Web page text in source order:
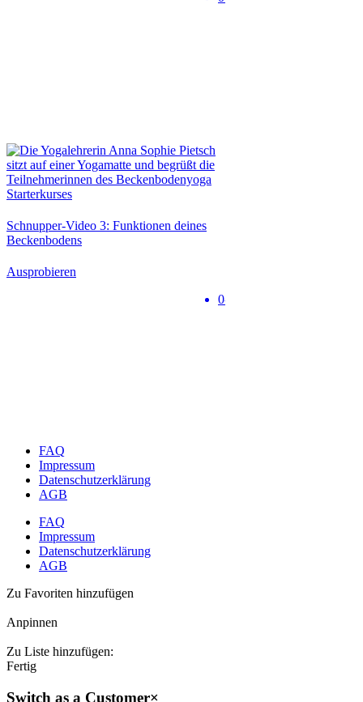
Schnupper-Video 3: Funktionen deines
Beckenbodens
Ausprobieren
0-5 min
FAQ
Impressum
Datenschutzerklärung
AGB
FAQ
Impressum
Datenschutzerklärung
AGB
Zu Favoriten hinzufügen
Anpinnen
Zu Liste hinzufügen:
Fertig
Switch as a Customer×